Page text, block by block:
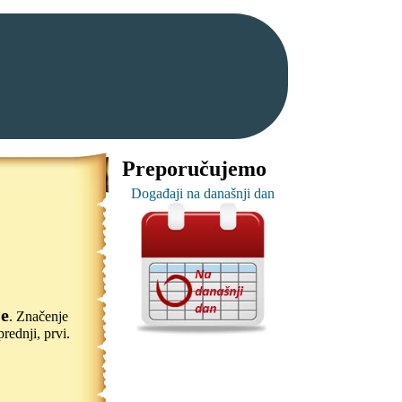
. Značenje
prvi.
Preporučujemo
Događaji na današnji dan